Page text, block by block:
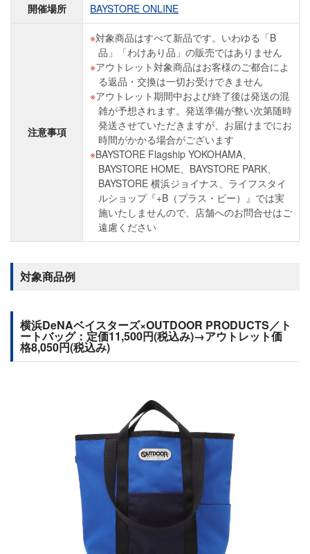
開催場所 BAYSTORE ONLINE
注意事項
対象商品はすべて新品です。いわゆる「B
品」「わけあり品」の販売ではありません
アウトレット対象商品はお客様のご都合によ
る返品・交換は一切お受けできません
アウトレット期間中および終了後は発送の混
雑が予想されます。発送準備が整い次第随時
発送させていただきますが、お届けまでにお
時間がかかる場合がございます
BAYSTORE Flagship YOKOHAMA、
BAYSTORE HOME、BAYSTORE PARK、
BAYSTORE 横浜ジョイナス、ライフスタイ
ルショップ『+B（プラス・ビー）』では実
施いたしませんので、店舗へのお問合せはご
遠慮ください
対象商品例
横浜DeNAベイスターズ×OUTDOOR PRODUCTS／ト
ートバッグ：定価11,500円(税込み)→アウトレット価
格8,050円(税込み)